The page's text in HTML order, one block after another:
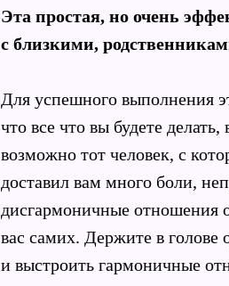
Эта простая, но очень
с близкими,
Для успешного выполнения
что все что вы будете
возможно тот человек, с
доставил вам много боли,
дисгармоничные отношения
вас самих. Держите в
и выстроить гармоничные